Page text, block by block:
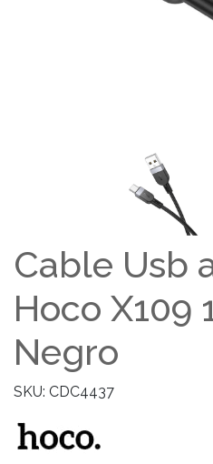
Cable Usb
Hoco X109
Negro
SKU: CDC4437